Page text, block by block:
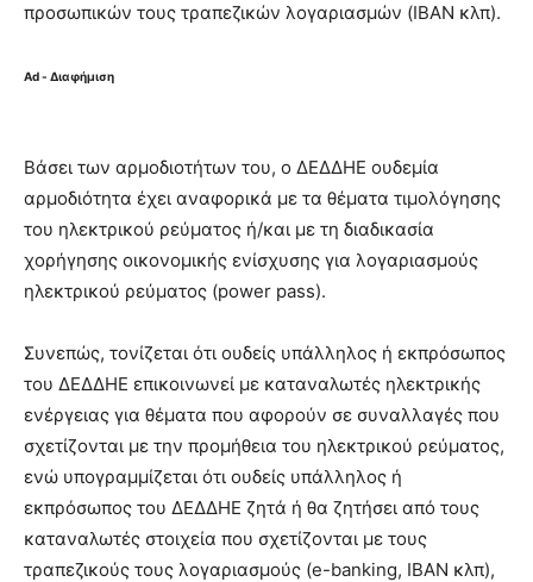
προσωπικών τους τραπεζικών λογαριασμών (IBAN κλπ).
Ad - Διαφήμιση
Βάσει των αρμοδιοτήτων του, ο ΔΕΔΔΗΕ ουδεμία
αρμοδιότητα έχει αναφορικά με τα θέματα τιμολόγησης
του ηλεκτρικού ρεύματος ή/και με τη διαδικασία
χορήγησης οικονομικής ενίσχυσης για λογαριασμούς
ηλεκτρικού ρεύματος (power pass).
Συνεπώς, τονίζεται ότι ουδείς υπάλληλος ή εκπρόσωπος
του ΔΕΔΔΗΕ επικοινωνεί με καταναλωτές ηλεκτρικής
ενέργειας για θέματα που αφορούν σε συναλλαγές που
σχετίζονται με την προμήθεια του ηλεκτρικού ρεύματος,
ενώ υπογραμμίζεται ότι ουδείς υπάλληλος ή
εκπρόσωπος του ΔΕΔΔΗΕ ζητά ή θα ζητήσει από τους
καταναλωτές στοιχεία που σχετίζονται με τους
τραπεζικούς τους λογαριασμούς (e-banking, IBAN κλπ),